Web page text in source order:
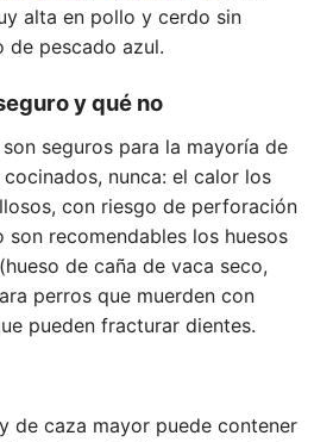
alta en pollo y cerdo sin
de pescado azul.
y qué no
seguros para la mayoría de
nunca: el calor los
con riesgo de perforación
son recomendables los huesos
de caña de vaca seco,
perros que muerden con
pueden fracturar dientes.
de caza mayor puede contener